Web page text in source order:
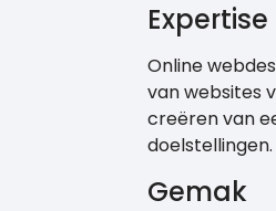
Expertise
Online
van websites
creëren van
doelstellingen.
Gemak